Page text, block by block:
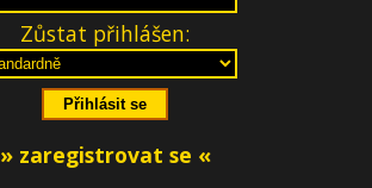
Zůstat přihlášen:
» zaregistrovat se «